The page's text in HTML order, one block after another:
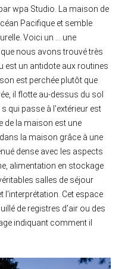
wpa Studio. La maison de
Pacifique et semble
Voici un … une
nous avons trouvé très
est un antidote aux routines
est perchée plutôt que
il flotte au-dessus du sol
qui passe à l'extérieur est
de la maison est une
la maison grâce à une
dense avec les aspects
alimentation en stockage
salles de séjour
l'interprétation. Cet espace
de registres d'air ou des
indiquant comment il